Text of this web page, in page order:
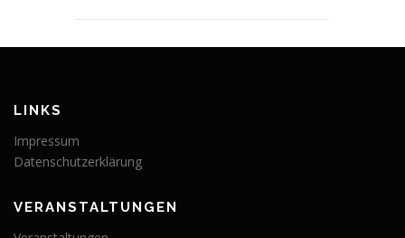
LINKS
Impressum
Datenschutzerklärung
VERANSTALTUNGEN